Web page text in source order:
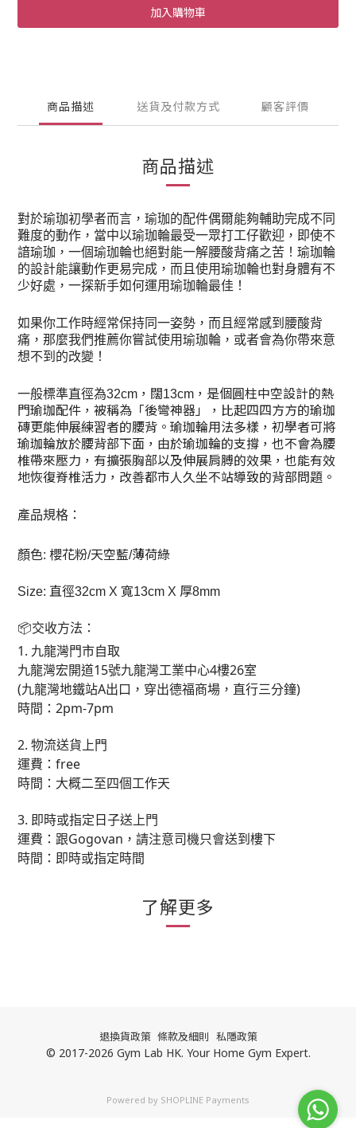
加入購物車
商品描述 送貨及付款方式 顧客評價
商品描述
對於瑜珈初學者而言，瑜珈的配件偶爾能夠輔助完成不同
難度的動作，當中以瑜珈輪最受一眾打工仔歡迎，即使不
諳瑜珈，一個瑜珈輪也絕對能一解腰酸背痛之苦！瑜珈輪
的設計能讓動作更易完成，而且使用瑜珈輪也對身體有不
少好處，一探新手如何運用瑜珈輪最佳！
如果你工作時經常保持同一姿勢，而且經常感到腰酸背
痛，那麼我們推薦你嘗試使用瑜珈輪，或者會為你帶來意
想不到的改變！
一般標準直徑為32cm ，闊13cm ，是個圓柱中空設計的熱
門瑜珈配件，被稱為「後彎神器」，比起四四方方的瑜珈
磚更能伸展練習者的腰背。瑜珈輪用法多樣，初學者可將
瑜珈輪放於腰背部下面，由於瑜珈輪的支撐，也不會為腰
椎帶來壓力，有擴張胸部以及伸展肩膊的效果，也能有效
地恢復脊椎活力，改善都市人久坐不站導致的背部問題。
產品規格：
顏色: 櫻花粉/天空藍/薄荷綠
Size: 直徑32cm X 寬13cm X 厚8mm
📦交收方法：
1. 九龍灣門市自取
九龍灣宏開道15號九龍灣工業中心4樓26室
(九龍灣地鐵站A出口，穿出德福商場，直行三分鐘)
時間： 2pm-7pm
2. 物流送貨上門
運費： free
時間：大概二至四個工作天
3. 即時或指定日子送上門
運費：跟Gogovan ，請注意司機只會送到樓下
時間：即時或指定時間
了解更多
退換貨政策 條款及細則 私隱政策
© 2017-2026 Gym Lab HK. Your Home Gym Expert.
Powered by SHOPLINE Payments